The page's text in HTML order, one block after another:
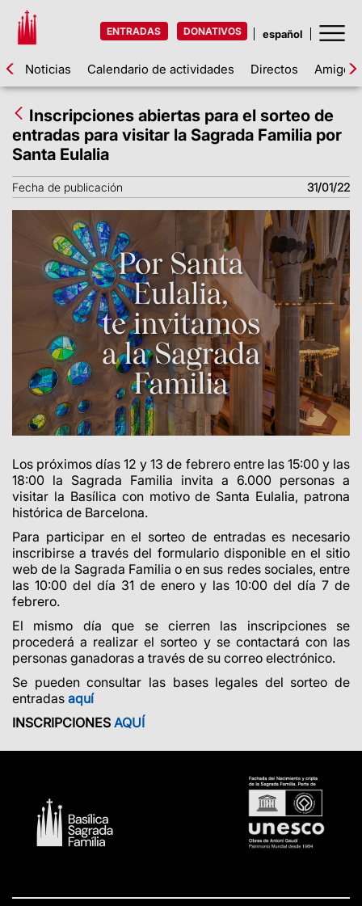
ENTRADAS DONATIVOS
Noticias Calendario de actividades Directos Amigos
Inscripciones abiertas para el sorteo de
entradas para visitar la Sagrada Familia por
Santa Eulalia
Fecha de publicación 31/01/22
Los próximos días 12 y 13 de febrero entre las 15:00 y las
18:00 la Sagrada Familia invita a 6.000 personas a
visitar la Basílica con motivo de Santa Eulalia, patrona
histórica de Barcelona.
Para participar en el sorteo de entradas es necesario
inscribirse a través del formulario disponible en el sitio
web de la Sagrada Familia o en sus redes sociales, entre
las 10:00 del día 31 de enero y las 10:00 del día 7 de
febrero.
El mismo día que se cierren las inscripciones se
procederá a realizar el sorteo y se contactará con las
personas ganadoras a través de su correo electrónico.
Se pueden consultar las bases legales del sorteo de
entradas aquí
INSCRIPCIONES AQUÍ